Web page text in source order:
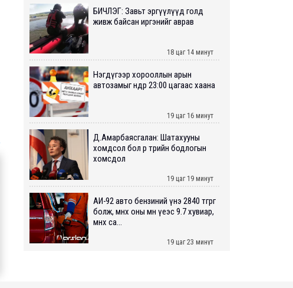
БИЧЛЭГ: Завьт эргүүлүүд голд
живж байсан иргэнийг аврав
18 цаг 14 минут
Нэгдүгээр хорооллын арын
автозамыг өнөөдөр 23:00 цагаас хаана
19 цаг 16 минут
Д.Амарбаясгалан: Шатахууны
хомдсол бол өөрөө төрийн бодлогын
хомсдол
19 цаг 19 минут
АИ-92 авто бензиний үнэ 2840 төгрөг
болж, өмнөх оны мөн үеэс 9.7 хувиар,
өмнөх са...
19 цаг 23 минут